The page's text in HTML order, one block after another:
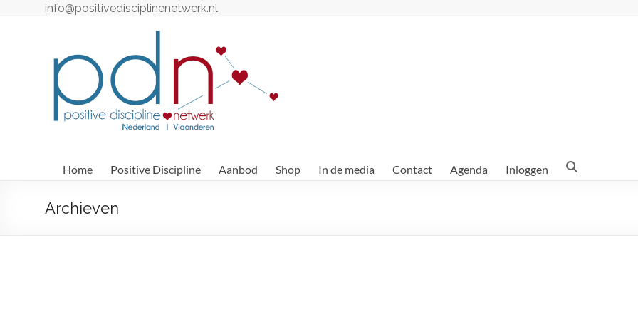
info@positivedisciplinenetwerk.nl
Positive
Discipline
Netwerk
Professionals
/
Home Positive Discipline Aanbod Shop In de media Contact Agenda Inloggen
Archieven